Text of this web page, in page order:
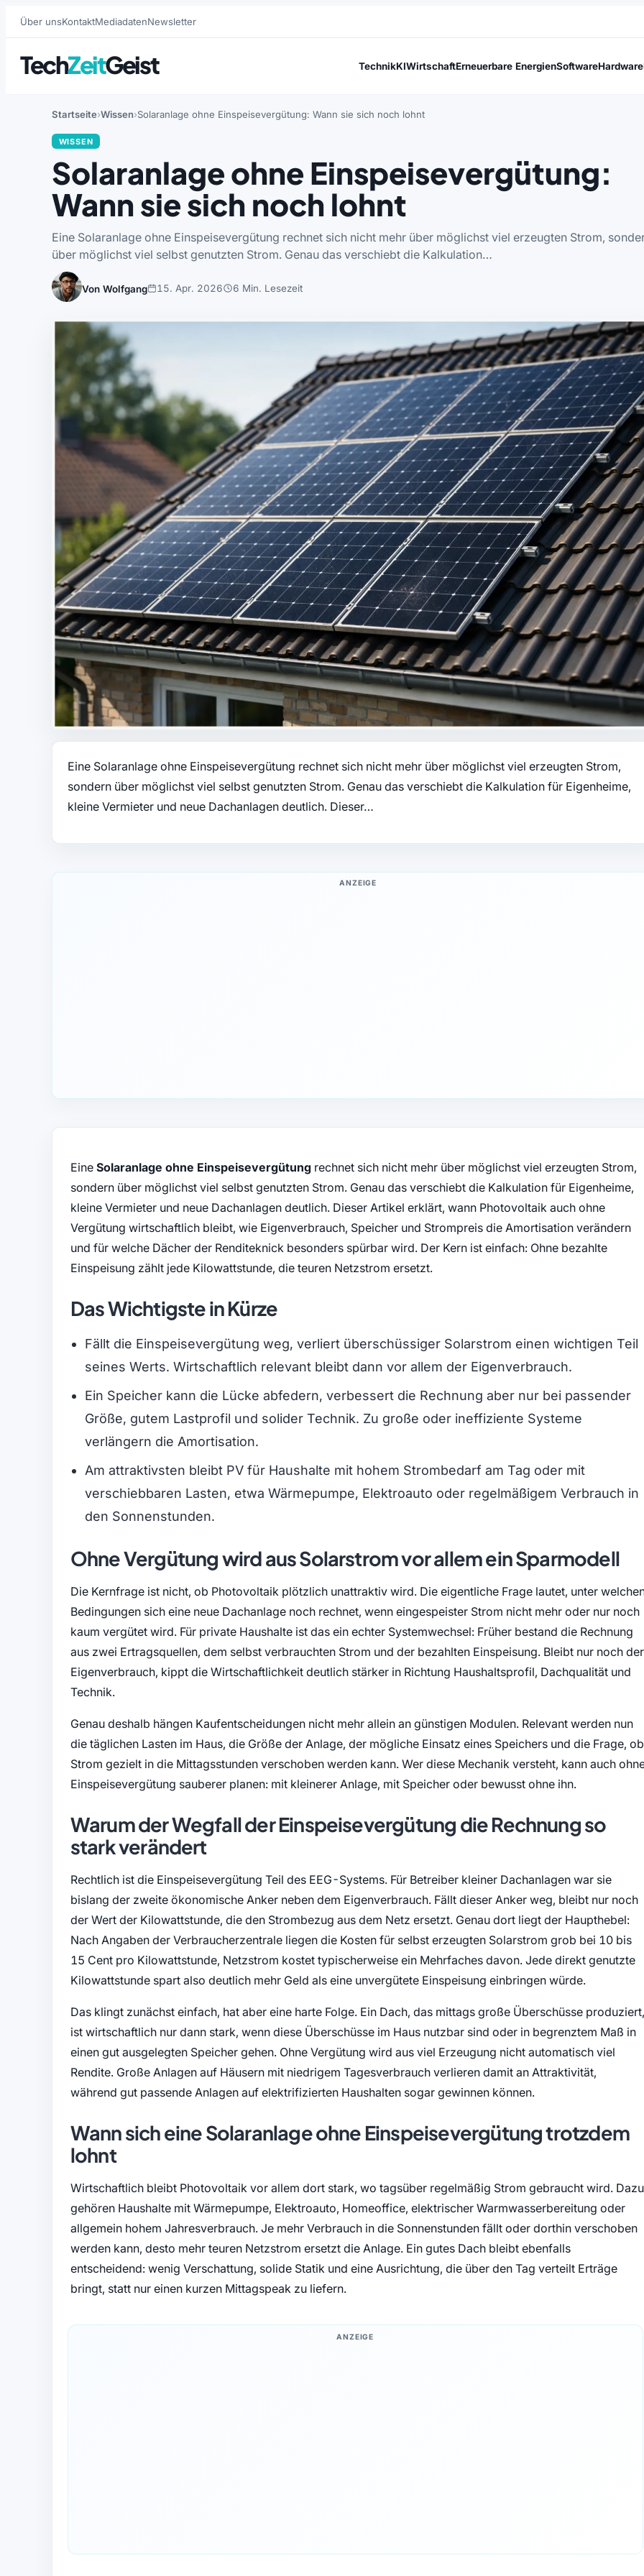
Über unsKontaktMediadatenNewsletter
TechZeitGeist TechnikKIWirtschaftErneuerbare EnergienSoftwareHardware
Startseite Wissen Solaranlage ohne Einspeisevergütung: Wann sie sich noch lohnt
WISSEN
Solaranlage ohne Einspeisevergütung:
Wann sie sich noch lohnt
Eine Solaranlage ohne Einspeisevergütung rechnet sich nicht mehr über möglichst viel erzeugten Strom,
über möglichst viel selbst genutzten Strom. Genau das verschiebt die Kalkulation…
Von Wolfgang 15. Apr. 2026 6 Min. Lesezeit
Eine Solaranlage ohne Einspeisevergütung rechnet sich nicht mehr über möglichst viel erzeugten Strom,
sondern über möglichst viel selbst genutzten Strom. Genau das verschiebt die Kalkulation für Eigenheime,
kleine Vermieter und neue Dachanlagen deutlich. Dieser…
ANZEIGE
Eine Solaranlage ohne Einspeisevergütungrechnet sich nicht mehr über möglichst viel erzeugten Strom,
sondern über möglichst viel selbst genutzten Strom. Genau das verschiebt die Kalkulation für Eigenheime,
kleine Vermieter und neue Dachanlagen deutlich. Dieser Artikel erklärt, wann Photovoltaik auch ohne
Vergütung wirtschaftlich bleibt, wie Eigenverbrauch, Speicher und Strompreis die Amortisation verändern
und für welche Dächer der Renditeknick besonders spürbar wird. Der Kern ist einfach: Ohne bezahlte
Einspeisung zählt jede Kilowattstunde, die teuren Netzstrom ersetzt.
Das Wichtigste in Kürze
Fällt die Einspeisevergütung weg, verliert überschüssiger Solarstrom einen wichtigen Teil
seines Werts. Wirtschaftlich relevant bleibt dann vor allem der Eigenverbrauch.
Ein Speicher kann die Lücke abfedern, verbessert die Rechnung aber nur bei passender
Größe, gutem Lastprofil und solider Technik. Zu große oder ineffiziente Systeme
verlängern die Amortisation.
Am attraktivsten bleibt PV für Haushalte mit hohem Strombedarf am Tag oder mit
verschiebbaren Lasten, etwa Wärmepumpe, Elektroauto oder regelmäßigem Verbrauch in
den Sonnenstunden.
Ohne Vergütung wird aus Solarstrom vor allem ein Sparmodell
Die Kernfrage ist nicht, ob Photovoltaik plötzlich unattraktiv wird. Die eigentliche Frage lautet, unter
Bedingungen sich eine neue Dachanlage noch rechnet, wenn eingespeister Strom nicht mehr oder nur noch
kaum vergütet wird. Für private Haushalte ist das ein echter Systemwechsel: Früher bestand die Rechnung
aus zwei Ertragsquellen, dem selbst verbrauchten Strom und der bezahlten Einspeisung. Bleibt nur noch der
Eigenverbrauch, kippt die Wirtschaftlichkeit deutlich stärker in Richtung Haushaltsprofil, Dachqualität und
Technik.
Genau deshalb hängen Kaufentscheidungen nicht mehr allein an günstigen Modulen. Relevant werden nun
die täglichen Lasten im Haus, die Größe der Anlage, der mögliche Einsatz eines Speichers und die Frage, ob
Strom gezielt in die Mittagsstunden verschoben werden kann. Wer diese Mechanik versteht, kann auch
Einspeisevergütung sauberer planen: mit kleinerer Anlage, mit Speicher oder bewusst ohne ihn.
Warum der Wegfall der Einspeisevergütung die Rechnung so
stark verändert
Rechtlich ist die Einspeisevergütung Teil des EEG-Systems. Für Betreiber kleiner Dachanlagen war sie
bislang der zweite ökonomische Anker neben dem Eigenverbrauch. Fällt dieser Anker weg, bleibt nur noch
der Wert der Kilowattstunde, die den Strombezug aus dem Netz ersetzt. Genau dort liegt der Haupthebel:
Nach Angaben der Verbraucherzentrale liegen die Kosten für selbst erzeugten Solarstrom grob bei 10 bis
15 Cent pro Kilowattstunde, Netzstrom kostet typischerweise ein Mehrfaches davon. Jede direkt genutzte
Kilowattstunde spart also deutlich mehr Geld als eine unvergütete Einspeisung einbringen würde.
Das klingt zunächst einfach, hat aber eine harte Folge. Ein Dach, das mittags große Überschüsse produziert,
ist wirtschaftlich nur dann stark, wenn diese Überschüsse im Haus nutzbar sind oder in begrenztem Maß in
einen gut ausgelegten Speicher gehen. Ohne Vergütung wird aus viel Erzeugung nicht automatisch viel
Rendite. Große Anlagen auf Häusern mit niedrigem Tagesverbrauch verlieren damit an Attraktivität,
während gut passende Anlagen auf elektrifizierten Haushalten sogar gewinnen können.
Wann sich eine Solaranlage ohne Einspeisevergütung trotzdem
lohnt
Wirtschaftlich bleibt Photovoltaik vor allem dort stark, wo tagsüber regelmäßig Strom gebraucht wird. Dazu
gehören Haushalte mit Wärmepumpe, Elektroauto, Homeoffice, elektrischer Warmwasserbereitung oder
allgemein hohem Jahresverbrauch. Je mehr Verbrauch in die Sonnenstunden fällt oder dorthin verschoben
werden kann, desto mehr teuren Netzstrom ersetzt die Anlage. Ein gutes Dach bleibt ebenfalls
entscheidend: wenig Verschattung, solide Statik und eine Ausrichtung, die über den Tag verteilt Erträge
bringt, statt nur einen kurzen Mittagspeak zu liefern.
ANZEIGE